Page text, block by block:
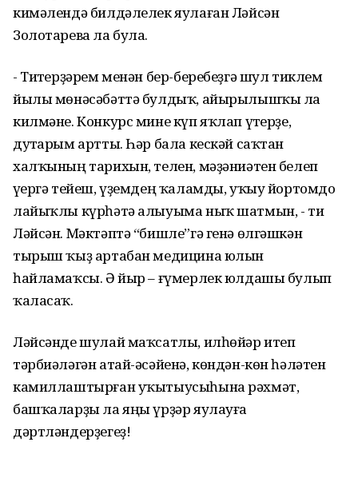
кимәлендә билдәлелек яулаған Ләйсән
Золотарева ла була.
- Тиҫтерҙәрем менән бер-беребеҙгә шул тиклем
йылы мөнәсәбәттә булдыҡ, айырылышҡы ла
килмәне. Конкурс мине күп яҡлап үҫтерҙе,
дуҫтарым артты. Һәр бала кескәй саҡтан
халҡының тарихын, телен, мәҙәниәтен белеп
үҫергә тейеш, үҙемдең ҡаламды, уҡыу йортомдо
лайыҡлы күрһәтә алыуыма ныҡ шатмын, - ти
Ләйсән. Мәктәптә “бишле”гә генә өлгәшкән
тырыш ҡыҙ артабан медицина юлын
һайламаҡсы. Ә йыр – ғүмерлек юлдашы булып
ҡаласаҡ.
Ләйсәнде шулай маҡсатлы, илһөйәр итеп
тәрбиәләгән атай-әсәйенә, көндән-көн һәләтен
камиллаштырған уҡытыусыһына рәхмәт,
башҡаларҙы ла яңы үрҙәр яулауға
дәртләндерҙегеҙ!